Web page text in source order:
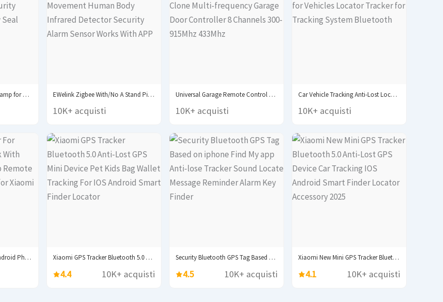
Theft Protection Roller Stamp for Privacy Confidential Data... EWelink Zigbee With/No A Stand Pir Motion Sensor...
10K+ acquisti
Universal Garage Remote Control Gate Key Duplicator Clone...
10K+ acquisti
Car Vehicle Tracking Anti-Lost Locator Mini GPS Tracker...
10K+ acquisti
Navigation Tracker For Android Phones Work With Google... Xiaomi GPS Tracker Bluetooth 5.0 Anti-Lost GPS Mini...
4.4 10K+ acquisti
Security Bluetooth GPS Tag Based on iphone Find...
4.5 10K+ acquisti
Xiaomi New Mini GPS Tracker Bluetooth 5.0 Anti-Lost...
4.1 10K+ acquisti